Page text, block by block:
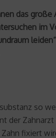
das
im
so
der
fixiert